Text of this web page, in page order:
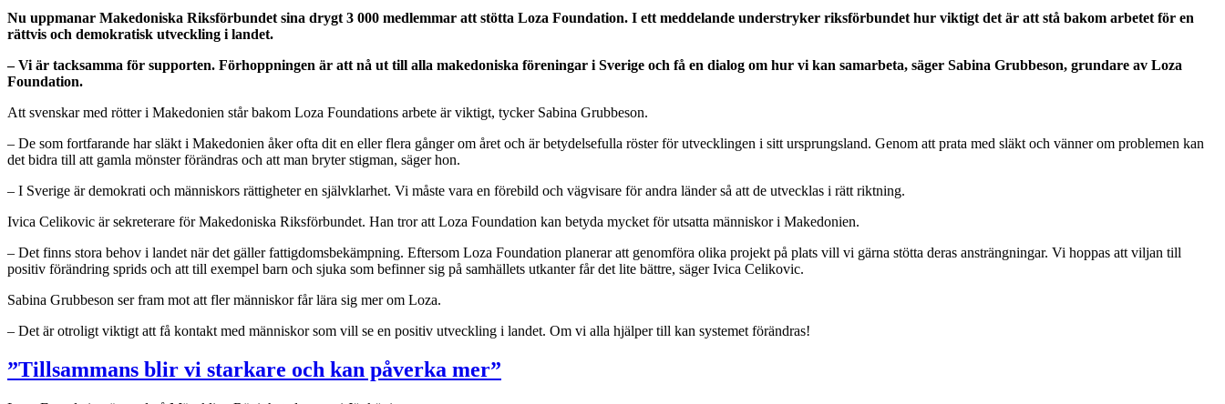
Nu uppmanar Makedoniska Riksförbundet sina drygt 3 000 medlemmar att stötta Loza Foundation. I ett meddelande understryker riksförbundet hur viktigt det är att stå bakom arbetet för en
rättvis och demokratisk utveckling i landet.
– Vi är tacksamma för supporten. Förhoppningen är att nå ut till alla makedoniska föreningar i Sverige och få en dialog om hur vi kan samarbeta, säger Sabina Grubbeson, grundare av Loza
Foundation.
Att svenskar med rötter i Makedonien står bakom Loza Foundations arbete är viktigt, tycker Sabina Grubbeson.
– De som fortfarande har släkt i Makedonien åker ofta dit en eller flera gånger om året och är betydelsefulla röster för utvecklingen i sitt ursprungsland. Genom att prata med släkt och vänner om problemen kan
det bidra till att gamla mönster förändras och att man bryter stigman, säger hon.
– I Sverige är demokrati och människors rättigheter en självklarhet. Vi måste vara en förebild och vägvisare för andra länder så att de utvecklas i rätt riktning.
Ivica Celikovic är sekreterare för Makedoniska Riksförbundet. Han tror att Loza Foundation kan betyda mycket för utsatta människor i Makedonien.
– Det finns stora behov i landet när det gäller fattigdomsbekämpning. Eftersom Loza Foundation planerar att genomföra olika projekt på plats vill vi gärna stötta deras ansträngningar. Vi hoppas att viljan till
positiv förändring sprids och att till exempel barn och sjuka som befinner sig på samhällets utkanter får det lite bättre, säger Ivica Celikovic.
Sabina Grubbeson ser fram mot att fler människor får lära sig mer om Loza.
– Det är otroligt viktigt att få kontakt med människor som vill se en positiv utveckling i landet. Om vi alla hjälper till kan systemet förändras!
”Tillsammans blir vi starkare och kan påverka mer”